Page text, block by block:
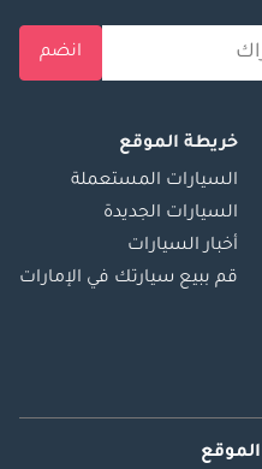
انضم
خريطة الموقع
السيارات المستعملة
السيارات الجديدة
أخبار السيارات
قم ببيع سيارتك في الإمارات